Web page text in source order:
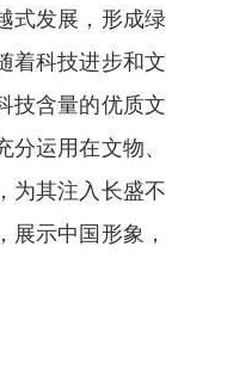
式发展，形成绿
着科技进步和文
技含量的优质文
运用在文物、
为其注入长盛不
示中国形象，